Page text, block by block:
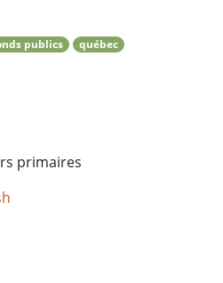
publics québec
primaires